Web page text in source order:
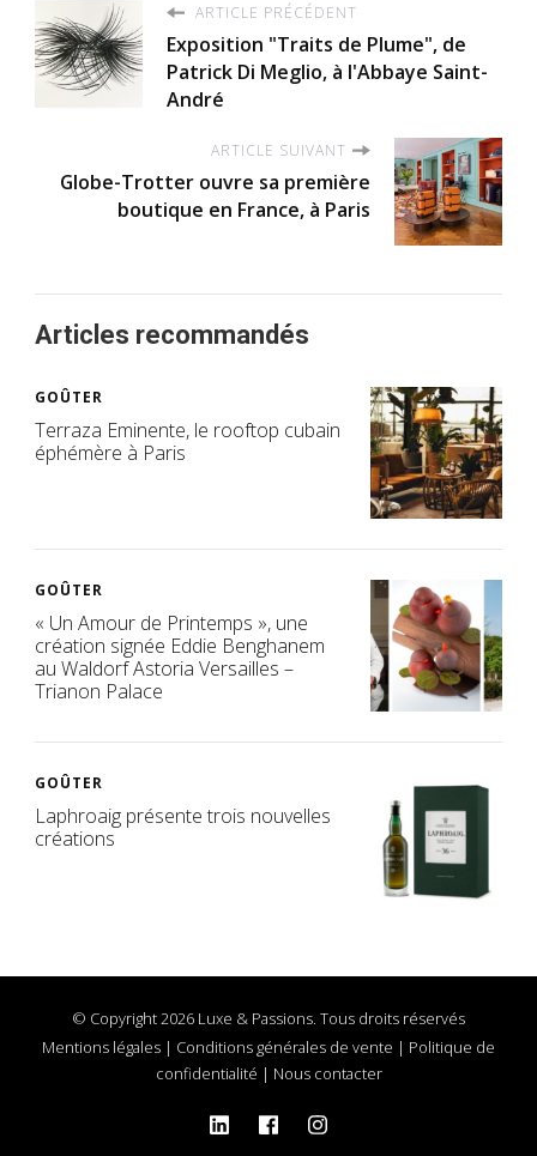
ARTICLE PRÉCÉDENT
Exposition "Traits de Plume", de
Patrick Di Meglio, à l'Abbaye Saint-
André
ARTICLE SUIVANT
Globe-Trotter ouvre sa première
boutique en France, à Paris
Articles recommandés
GOÛTER
Terraza Eminente, le rooftop cubain
éphémère à Paris
GOÛTER
« Un Amour de Printemps », une
création signée Eddie Benghanem
au Waldorf Astoria Versailles –
Trianon Palace
GOÛTER
Laphroaig présente trois nouvelles
créations
© Copyright 2026 Luxe & Passions. Tous droits réservés
Mentions légales | Conditions générales de vente | Politique de
confidentialité | Nous contacter